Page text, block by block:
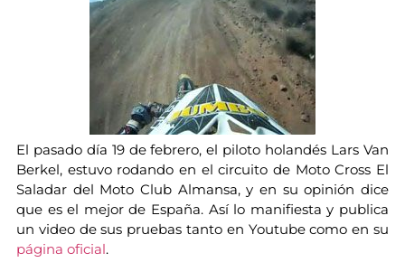
El pasado día 19 de febrero, el piloto holandés Lars Van
Berkel, estuvo rodando en el circuito de Moto Cross El
Saladar del Moto Club Almansa, y en su opinión dice
que es el mejor de España. Así lo manifiesta y publica
un video de sus pruebas tanto en Youtube como en su
página oficial.